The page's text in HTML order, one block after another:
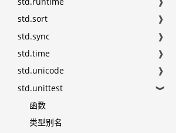
std.sort
❱
std.sync
❱
std.time
❱
std.unicode
❱
std.unittest
❱
函数
类型别名